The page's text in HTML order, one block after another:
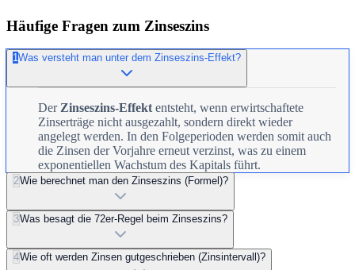
Häufige Fragen zum Zinseszins
1Was versteht man unter dem Zinseszins-Effekt?
Der Zinseszins-Effekt entsteht, wenn erwirtschaftete
Zinserträge nicht ausgezahlt, sondern direkt wieder
angelegt werden. In den Folgeperioden werden somit auch
die Zinsen der Vorjahre erneut verzinst, was zu einem
exponentiellen Wachstum des Kapitals führt.
2Wie berechnet man den Zinseszins (Formel)?
3Was besagt die 72er-Regel beim Zinseszins?
4Wie oft werden Zinsen gutgeschrieben (Zinsintervall)?